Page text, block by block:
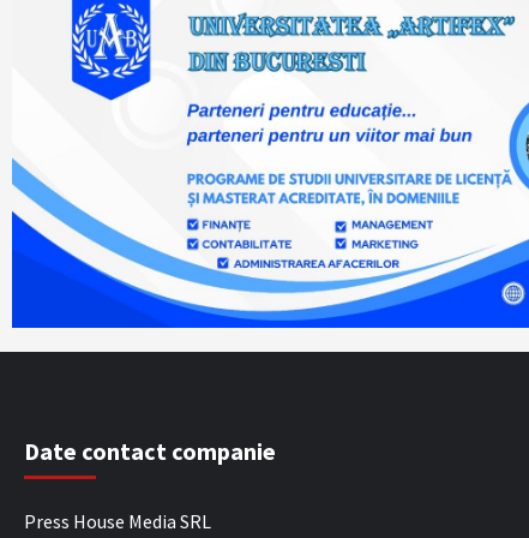
Date contact companie
Press House Media SRL